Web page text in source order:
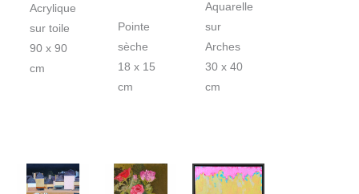
Acrylique
sur toile
90 x 90
cm
Pointe
sèche
18 x 15
cm
Aquarelle
sur
Arches
30 x 40
cm